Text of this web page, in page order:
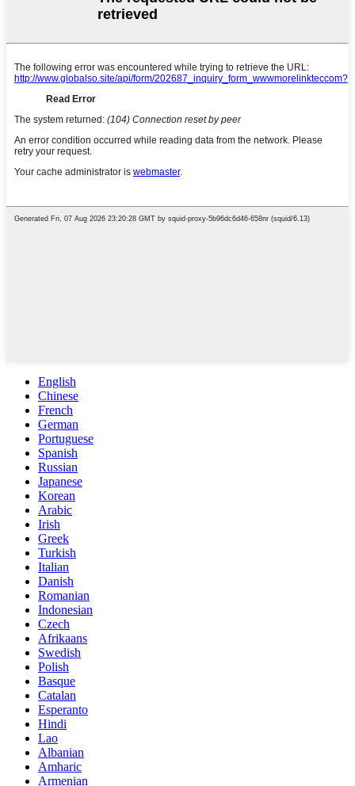
English
Chinese
French
German
Portuguese
Spanish
Russian
Japanese
Korean
Arabic
Irish
Greek
Turkish
Italian
Danish
Romanian
Indonesian
Czech
Afrikaans
Swedish
Polish
Basque
Catalan
Esperanto
Hindi
Lao
Albanian
Amharic
Armenian